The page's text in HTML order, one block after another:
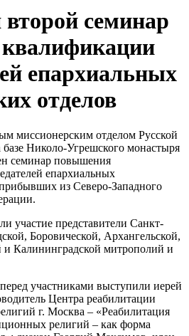
семинар
епархиальных
отделов
миссионерским отделом Русской
Николо-Угрешского монастыря
семинар повышения
епархиальных
из Северо-Западного
участие представители Санкт-
Боровической, Архангельской,
и Калининградской митрополий и
участниками выступили иерей
Центра реабилитации
г. Москва – «Реабилитация
религий – как форма